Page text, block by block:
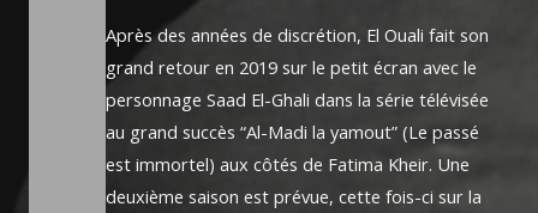
Après des années de discrétion, El Ouali fait son
grand retour en 2019 sur le petit écran avec le
personnage Saad El-Ghali dans la série télévisée
au grand succès “Al-Madi la yamout” (Le passé
est immortel) aux côtés de Fatima Kheir. Une
deuxième saison est prévue, cette fois-ci sur la